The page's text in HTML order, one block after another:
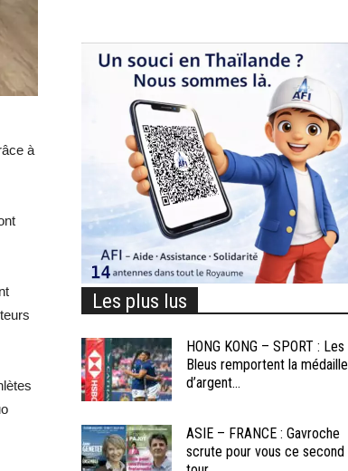
à
Les plus lus
HONG KONG – SPORT : Les
Bleus remportent la médaille
d’argent...
ASIE – FRANCE : Gavroche
scrute pour vous ce second